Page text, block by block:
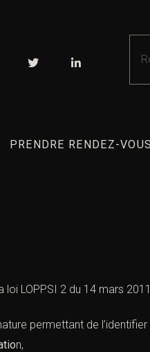
PRENDRE RENDEZ-VOUS
loi LOPPSI 2 du 14 mars 2011
permettant de l’identifier
n,